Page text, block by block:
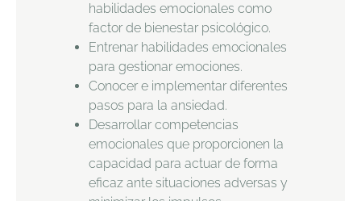
habilidades emocionales como
factor de bienestar psicológico.
Entrenar habilidades emocionales
para gestionar emociones.
Conocer e implementar diferentes
pasos para la ansiedad.
Desarrollar competencias
emocionales que proporcionen la
capacidad para actuar de forma
eficaz ante situaciones adversas y